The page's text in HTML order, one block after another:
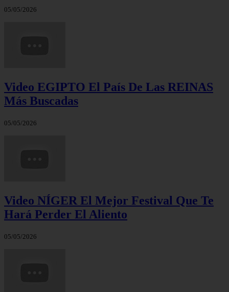
05/05/2026
Video EGIPTO El País De Las REINAS
Más Buscadas
05/05/2026
Video NÍGER El Mejor Festival Que Te
Hará Perder El Aliento
05/05/2026